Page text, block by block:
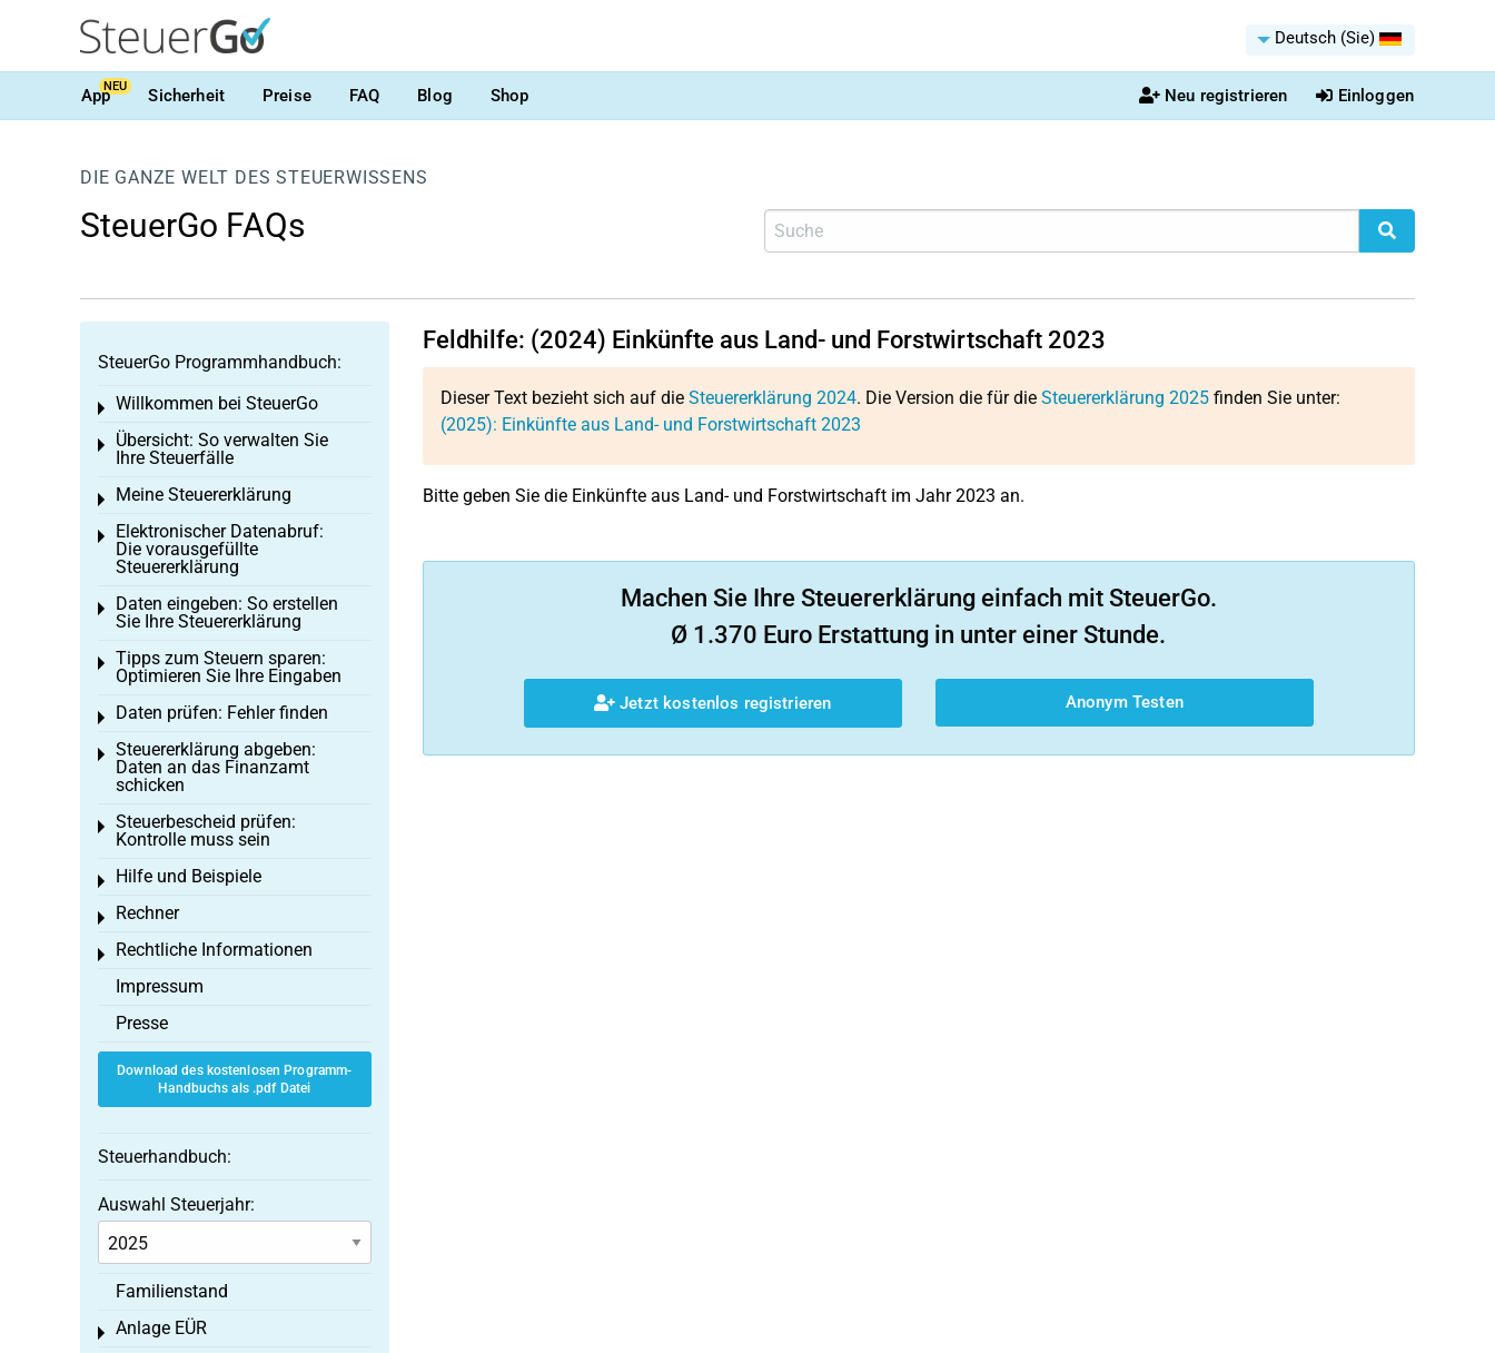
Deutsch (Sie)
AppNEU Sicherheit Preise FAQ Blog Shop Neu registrieren Einloggen
DIE GANZE WELT DES STEUERWISSENS
SteuerGo FAQs
Feldhilfe: (2024) Einkünfte aus Land- und Forstwirtschaft 2023
Dieser Text bezieht sich auf die Steuererklärung 2024. Die Version die für die Steuererklärung 2025finden Sie unter:
(2025): Einkünfte aus Land- und Forstwirtschaft 2023
Bitte geben Sie die Einkünfte aus Land- und Forstwirtschaft im Jahr 2023 an.
Machen Sie Ihre Steuererklärung einfach mit SteuerGo.
Ø 1.370 Euro Erstattung in unter einer Stunde.
Jetzt kostenlos registrieren Anonym Testen
SteuerGo Programmhandbuch:
Willkommen bei SteuerGo
Toggle menu
Übersicht: So verwalten Sie
Ihre Steuerfälle
Toggle menu
Meine Steuererklärung
Toggle menu
Elektronischer Datenabruf:
Die vorausgefüllte
Steuererklärung
Toggle menu
Daten eingeben: So erstellen
Sie Ihre Steuererklärung
Toggle menu
Tipps zum Steuern sparen:
Optimieren Sie Ihre Eingaben
Toggle menu
Daten prüfen: Fehler finden
Toggle menu
Steuererklärung abgeben:
Daten an das Finanzamt
schicken
Toggle menu
Steuerbescheid prüfen:
Kontrolle muss sein
Toggle menu
Hilfe und Beispiele
Toggle menu
Rechner
Toggle menu
Rechtliche Informationen
Toggle menu
Impressum
Presse
Download des kostenlosen Programm-
Handbuchs als .pdf Datei
Steuerhandbuch:
Auswahl Steuerjahr:
Familienstand
Anlage EÜR
Toggle menu